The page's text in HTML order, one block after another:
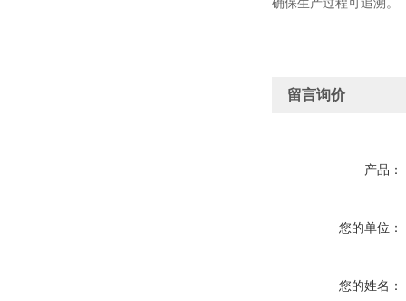
留言询价
产品：
您的单位：
您的姓名：